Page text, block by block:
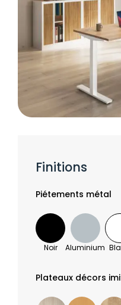
Finitions
Piétements métal
Noir Aluminium
Plateaux décors